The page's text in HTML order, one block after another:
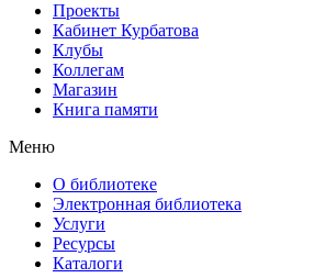
Проекты
Кабинет Курбатова
Клубы
Коллегам
Магазин
Книга памяти
Меню
О библиотеке
Электронная библиотека
Услуги
Ресурсы
Каталоги